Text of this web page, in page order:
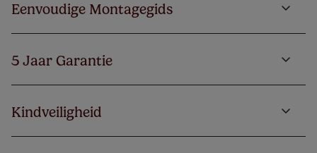
Eenvoudige Montagegids
5 Jaar Garantie
Kindveiligheid